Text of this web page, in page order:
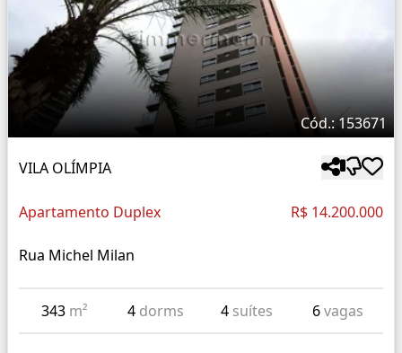
Cód.: 153671
VILA OLÍMPIA
Apartamento Duplex R$ 14.200.000
Rua Michel Milan
343 m² 4 dorms 4 suítes 6vagas